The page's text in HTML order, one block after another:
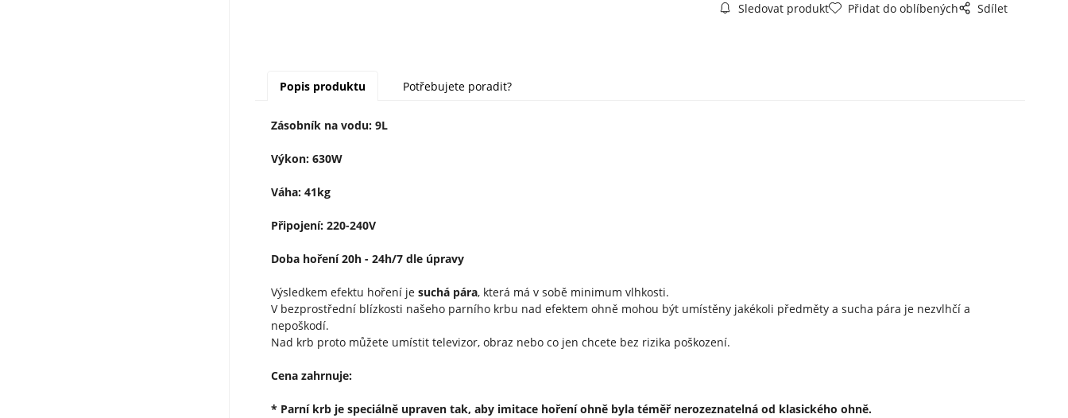
Sledovat produkt Přidat do oblíbených Sdílet
Popis produktu Potřebujete poradit?
Zásobník na vodu: 9L
Výkon: 630W
Váha: 41kg
Připojení: 220-240V
Doba hoření 20h - 24h/7 dle úpravy
Výsledkem efektu hoření jesuchá pára, která má v sobě minimum vlhkosti.
V bezprostřední blízkosti našeho parního krbu nad efektem ohně mohou být umístěny jakékoli předměty a sucha pára je nezvlhčí a
nepoškodí.
Nad krb proto můžete umístit televizor, obraz nebo co jen chcete bez rizika poškození.
Cena zahrnuje:
* Parní krb je speciálně upraven tak, aby imitace hoření ohně byla téměř nerozeznatelná od klasického ohně.